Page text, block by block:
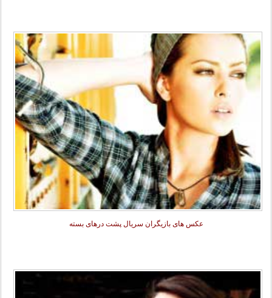
عکس های بازیگران سریال پشت درهای بسته